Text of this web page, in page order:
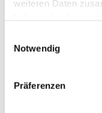
weiteren Daten
Notwendig
Präferenzen